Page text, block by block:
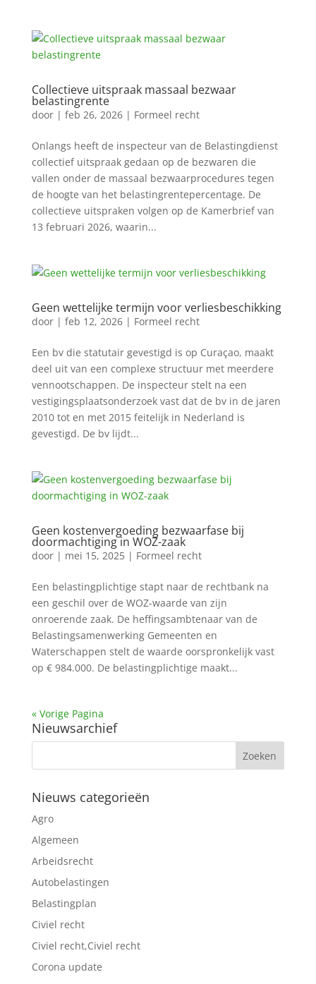
Collectieve uitspraak massaal bezwaar
belastingrente
door | feb 26, 2026| Formeel recht
Onlangs heeft de inspecteur van de Belastingdienst
collectief uitspraak gedaan op de bezwaren die
vallen onder de massaal bezwaarprocedures tegen
de hoogte van het belastingrentepercentage. De
collectieve uitspraken volgen op de Kamerbrief van
13 februari 2026, waarin...
Geen wettelijke termijn voor verliesbeschikking
door | feb 12, 2026| Formeel recht
Een bv die statutair gevestigd is op Curaçao, maakt
deel uit van een complexe structuur met meerdere
vennootschappen. De inspecteur stelt na een
vestigingsplaatsonderzoek vast dat de bv in de jaren
2010 tot en met 2015 feitelijk in Nederland is
gevestigd. De bv lijdt...
Geen kostenvergoeding bezwaarfase bij
doormachtiging in WOZ-zaak
door | mei 15, 2025| Formeel recht
Een belastingplichtige stapt naar de rechtbank na
een geschil over de WOZ-waarde van zijn
onroerende zaak. De heffingsambtenaar van de
Belastingsamenwerking Gemeenten en
Waterschappen stelt de waarde oorspronkelijk vast
op € 984.000. De belastingplichtige maakt...
« Vorige Pagina
Nieuwsarchief
Nieuws categorieën
Agro
Algemeen
Arbeidsrecht
Autobelastingen
Belastingplan
Civiel recht
Civiel recht,Civiel recht
Corona update